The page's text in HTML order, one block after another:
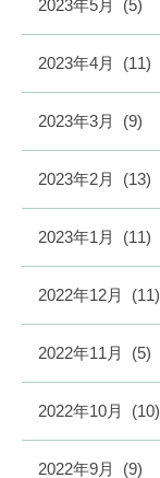
2023年5月 (5)
2023年4月 (11)
2023年3月 (9)
2023年2月 (13)
2023年1月 (11)
2022年12月 (11)
2022年11月 (5)
2022年10月 (10)
2022年9月 (9)